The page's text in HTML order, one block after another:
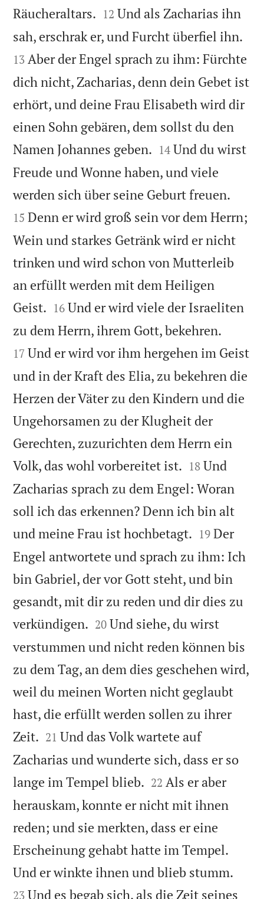
Räucheraltars. 

12 Und als Zacharias ihn
sah, erschrak er, und Furcht überfiel ihn.
13 Aber der Engel sprach zu ihm: Fürchte
dich nicht, Zacharias, denn dein Gebet ist
erhört, und deine Frau Elisabeth wird dir
einen Sohn gebären, dem sollst du den
Namen Johannes geben. 

14 Und du wirst
Freude und Wonne haben, und viele
werden sich über seine Geburt freuen.
15 Denn er wird groß sein vor dem Herrn;
Wein und starkes Getränk wird er nicht
trinken und wird schon von Mutterleib
an erfüllt werden mit dem Heiligen
Geist. 

16 Und er wird viele der Israeliten
zu dem Herrn, ihrem Gott, bekehren.
17 Und er wird vor ihm hergehen im Geist
und in der Kraft des Elia, zu bekehren die
Herzen der Väter zu den Kindern und die
Ungehorsamen zu der Klugheit der
Gerechten, zuzurichten dem Herrn ein
Volk, das wohl vorbereitet ist. 

18 Und
Zacharias sprach zu dem Engel: Woran
soll ich das erkennen? Denn ich bin alt
und meine Frau ist hochbetagt. 

19 Der
Engel antwortete und sprach zu ihm: Ich
bin Gabriel, der vor Gott steht, und bin
gesandt, mit dir zu reden und dir dies zu
verkündigen. 

20 Und siehe, du wirst
verstummen und nicht reden können bis
zu dem Tag, an dem dies geschehen wird,
weil du meinen Worten nicht geglaubt
hast, die erfüllt werden sollen zu ihrer
Zeit. 

21 Und das Volk wartete auf
Zacharias und wunderte sich, dass er so
lange im Tempel blieb. 

22 Als er aber
herauskam, konnte er nicht mit ihnen
reden; und sie merkten, dass er eine
Erscheinung gehabt hatte im Tempel.
Und er winkte ihnen und blieb stumm.
23 Und es begab sich, als die Zeit seines